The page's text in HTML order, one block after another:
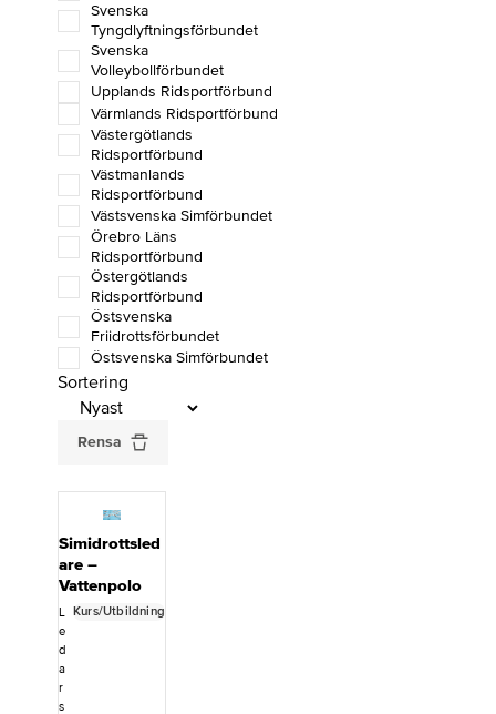
Svenska
Tyngdlyftningsförbundet
Svenska
Volleybollförbundet
Upplands Ridsportförbund
Värmlands Ridsportförbund
Västergötlands
Ridsportförbund
Västmanlands
Ridsportförbund
Västsvenska Simförbundet
Örebro Läns
Ridsportförbund
Östergötlands
Ridsportförbund
Östsvenska
Friidrottsförbundet
Östsvenska Simförbundet
Sortering
Rensa
Simidrottsled
are –
Vattenpolo
L
e
d
a
r
s
Kurs/Utbildning